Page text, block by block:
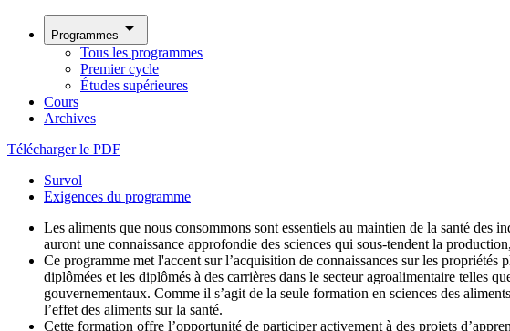
Programmes arrow_drop_down
Tous les programmes
Premier cycle
Études supérieures
Cours
Archives
Télécharger le PDF
Survol
Exigences du programme
Les aliments que nous consommons sont essentiels au maintien de la santé des
auront une connaissance approfondie des sciences qui sous-tendent la
Ce programme met l'accent sur l’acquisition de connaissances sur les
diplômées et les diplômés à des carrières dans le secteur agroalimentaire telles
gouvernementaux. Comme il s’agit de la seule formation en sciences des
l’effet des aliments sur la santé.
Cette formation offre l’opportunité de participer activement à des projets